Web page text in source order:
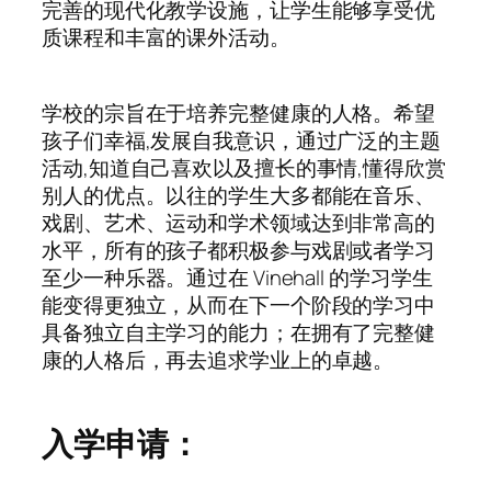
完善的现代化教学设施，让学生能够享受优
质课程和丰富的课外活动。
学校的宗旨在于培养完整健康的人格。希望
孩子们幸福,发展自我意识，通过广泛的主题
活动,知道自己喜欢以及擅长的事情,懂得欣赏
别人的优点。以往的学生大多都能在音乐、
戏剧、艺术、运动和学术领域达到非常高的
水平，所有的孩子都积极参与戏剧或者学习
至少一种乐器。通过在 Vinehall 的学习学生
能变得更独立，从而在下一个阶段的学习中
具备独立自主学习的能力；在拥有了完整健
康的人格后，再去追求学业上的卓越。
入学申请：